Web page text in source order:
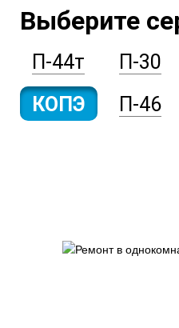
Выберите
П-44т П-30
КОПЭ
П-46